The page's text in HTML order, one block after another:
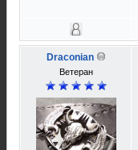
Draconian
Ветеран